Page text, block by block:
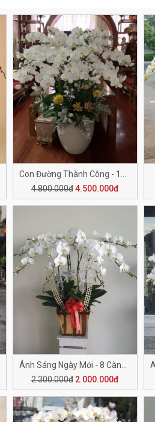
4.800.000đ 4.500.000đ
2.300.000đ 2.000.000đ